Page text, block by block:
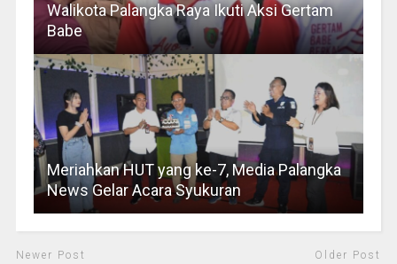
Walikota Palangka Raya Ikuti Aksi Gertam
Babe
Meriahkan HUT yang ke-7, Media Palangka
News Gelar Acara Syukuran
Newer Post Older Post